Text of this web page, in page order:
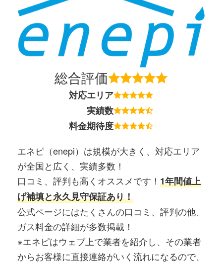
総合評価
対応エリア
実績数
料金期待度
エネピ（enepi）は規模が大きく、対応エリア
が全国と広く、実績多数！
口コミ、評判も高くオススメです！ 1年間値上
げ補填と永久見守保証あり！
公式ページにはたくさんの口コミ、評判の他、
ガス料金の詳細が多数掲載！
※エネピはウェブ上で業者を紹介し、その業者
からお客様に直接連絡がいく流れになるので、